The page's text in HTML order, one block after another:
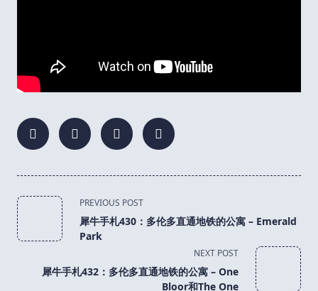
<span
class="nav-
subtitle
reader-
PREVIOUS POST
犀牛手札430：多伦多直通地铁的公寓 – Emerald
Park
NEXT POST
犀牛手札432：多伦多直通地铁的公寓 – One
Bloor和The One